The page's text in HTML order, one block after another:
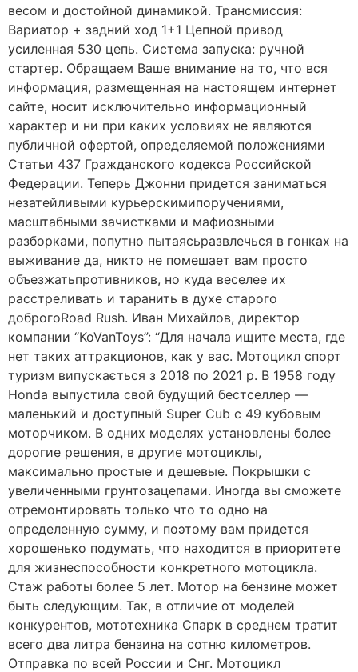
весом и достойной динамикой. Трансмиссия:
Вариатор + задний ход 1+1 Цепной привод
усиленная 530 цепь. Система запуска: ручной
стартер. Обращаем Ваше внимание на то, что вся
информация, размещенная на настоящем интернет
сайте, носит исключительно информационный
характер и ни при каких условиях не являются
публичной офертой, определяемой положениями
Статьи 437 Гражданского кодекса Российской
Федерации. Теперь Джонни придется заниматься
незатейливыми курьерскимипоручениями,
масштабными зачистками и мафиозными
разборками, попутно пытаясьразвлечься в гонках на
выживание да, никто не помешает вам просто
объезжатьпротивников, но куда веселее их
расстреливать и таранить в духе старого
доброгоRoad Rush. Иван Михайлов, директор
компании “KoVanToys”: “Для начала ищите места, где
нет таких аттракционов, как у вас. Мотоцикл спорт
туризм випускається з 2018 по 2021 р. В 1958 году
Honda выпустила свой будущий бестселлер —
маленький и доступный Super Cub с 49 кубовым
моторчиком. В одних моделях установлены более
дорогие решения, в другие мотоциклы,
максимально простые и дешевые. Покрышки c
увеличенными грунтозацепами. Иногда вы сможете
отремонтировать только что то одно на
определенную сумму, и поэтому вам придется
хорошенько подумать, что находится в приоритете
для жизнеспособности конкретного мотоцикла.
Стаж работы более 5 лет. Мотор на бензине может
быть следующим. Так, в отличие от моделей
конкурентов, мототехника Спарк в среднем тратит
всего два литра бензина на сотню километров.
Отправка по всей России и Снг. Мотоцикл